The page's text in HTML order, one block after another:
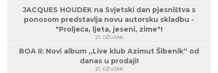
JACQUES HOUDEK na Svjetski dan pjesništva s
ponosom predstavlja novu autorsku skladbu -
"Proljeća, ljeta, jeseni, zime"!
21. OŽUJAK
BOA II: Novi album „Live klub Azimut Šibenik“ od
danas u prodaji!
21. OŽUJAK